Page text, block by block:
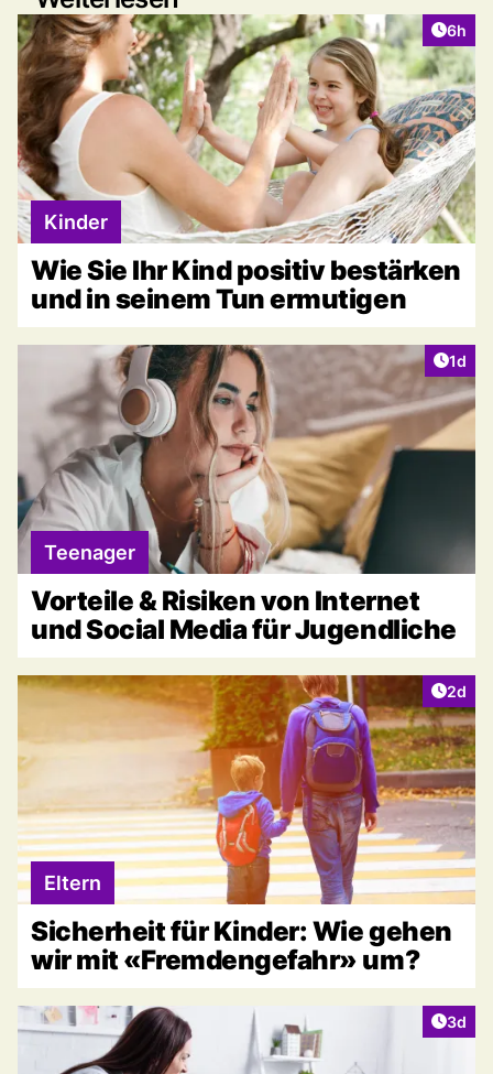
6h
Kinder
Wie Sie Ihr Kind positiv bestärken
und in seinem Tun ermutigen
1d
Teenager
Vorteile & Risiken von Internet
und Social Media für Jugendliche
2d
Eltern
Sicherheit für Kinder: Wie gehen
wir mit «Fremdengefahr» um?
3d